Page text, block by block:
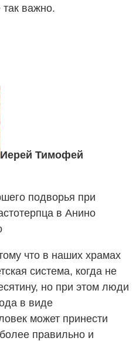
важно.
Иерей Тимофей
подворья при
в Анино
что в наших храмах
система, когда не
но при этом люди
в виде
может принести
правильно и